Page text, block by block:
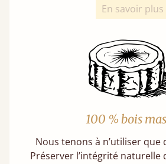
En savoir plus
100 % bois
Nous tenons à n’utiliser que
Préserver l’intégrité naturelle